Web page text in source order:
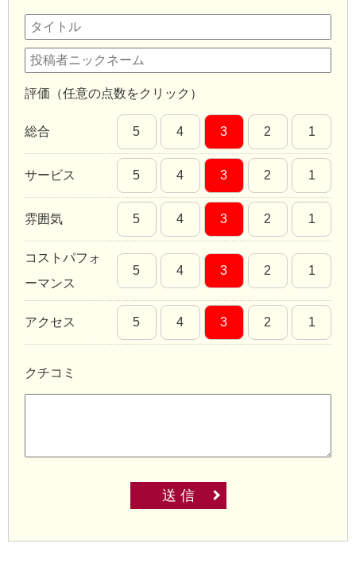
評価（任意の点数をクリック）
総合 5 4 3 2 1
サービス 5 4 3 2 1
雰囲気 5 4 3 2 1
コストパフォ
ーマンス
5 4 3 2 1
アクセス 5 4 3 2 1
クチコミ
送 信